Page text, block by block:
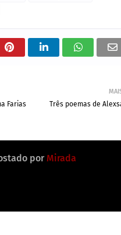
Três poemas de
Farias
por Mirada